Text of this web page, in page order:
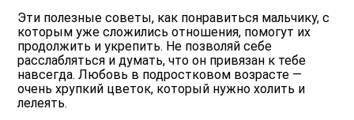
Эти полезные советы, как понравиться мальчику, с
которым уже сложились отношения, помогут их
продолжить и укрепить. Не позволяй себе
расслабляться и думать, что он привязан к тебе
навсегда. Любовь в подростковом возрасте —
очень хрупкий цветок, который нужно холить и
лелеять.